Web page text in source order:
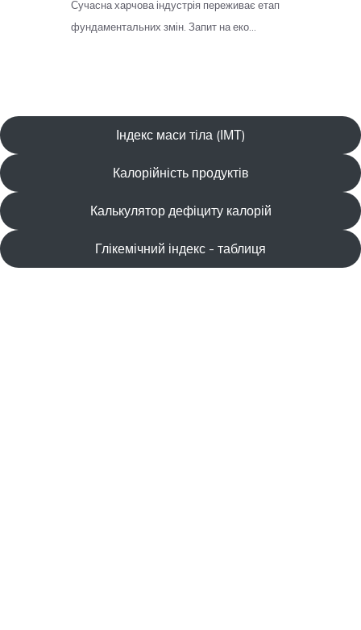
Індекс маси тіла (ІМТ)
Калорійність продуктів
Калькулятор дефіциту калорій
Глікемічний індекс - таблиця